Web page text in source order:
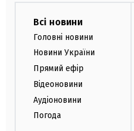
Всі новини
Головні новини
Новини України
Прямий ефір
Відеоновини
Аудіоновини
Погода